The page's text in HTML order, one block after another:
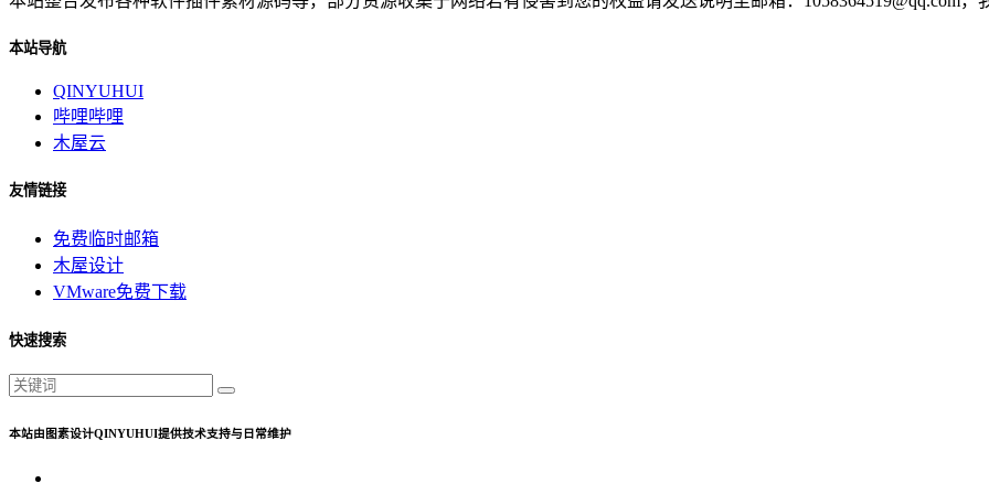
本站导航
QINYUHUI
哔哩哔哩
木屋云
友情链接
免费临时邮箱
木屋设计
VMware免费下载
快速搜索
本站由图素设计QINYUHUI提供技术支持与日常维护